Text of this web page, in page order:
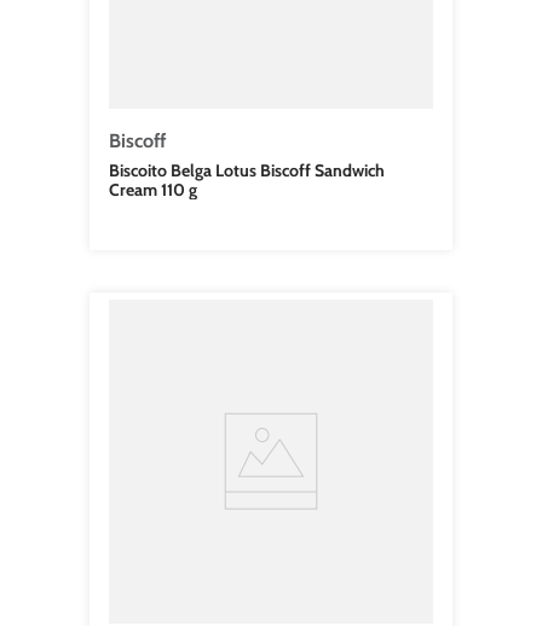
Biscoff
Biscoito Belga Lotus Biscoff Sandwich
Cream 110 g